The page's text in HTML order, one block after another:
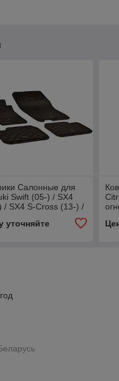
Салонные для
Swift (05-) / SX4
/ SX4 S-Cross (13-) /
уточняйте